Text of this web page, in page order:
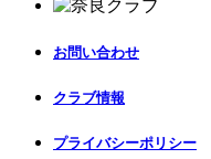
お問い合わせ
クラブ情報
プライバシーポリシー